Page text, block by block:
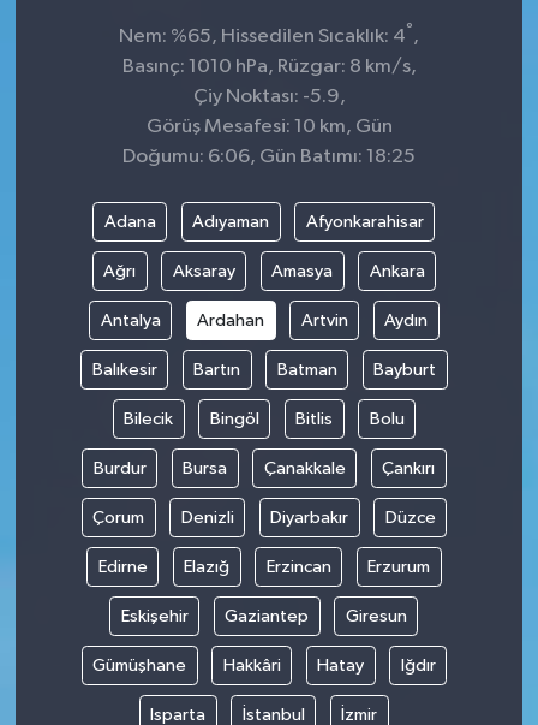
Nem: %65, Hissedilen Sıcaklık: 4° ,
Basınç: 1010 hPa, Rüzgar: 8 km/s,
Çiy Noktası: -5.9,
Görüş Mesafesi: 10 km, Gün
Doğumu: 6:06, Gün Batımı: 18:25
Adana Adıyaman Afyonkarahisar
Ağrı Aksaray Amasya Ankara
Antalya Ardahan Artvin Aydın
Balıkesir Bartın Batman Bayburt
Bilecik Bingöl Bitlis Bolu
Burdur Bursa Çanakkale Çankırı
Çorum Denizli Diyarbakır Düzce
Edirne Elazığ Erzincan Erzurum
Eskişehir Gaziantep Giresun
Gümüşhane Hakkâri Hatay Iğdır
Isparta İstanbul İzmir